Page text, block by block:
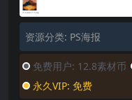
资源分类: PS海报
免费用户: 12.8素材币
永久VIP: 免费